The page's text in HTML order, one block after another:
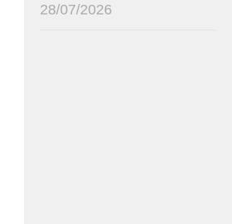
28/07/2026